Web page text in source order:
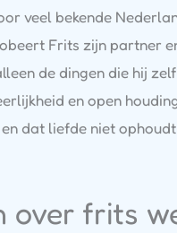
veel bekende
Frits zijn partner
de dingen die hij
en open
dat liefde niet
over frits